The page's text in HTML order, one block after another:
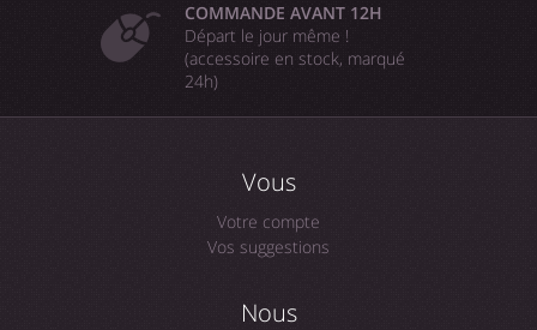
COMMANDE AVANT 12H
Départ le jour même !
(accessoire en stock, marqué
24h)
Vous
Votre compte
Vos suggestions
Nous